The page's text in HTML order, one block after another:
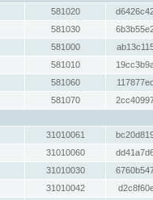
581020
581030
581000
581010
581060
581070
31010061
31010060
31010030
31010042